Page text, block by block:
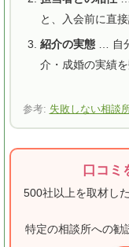
と、入会前に直
紹介の実態… 自
介・成婚の実績
参考: 失敗しない相談
口コミ
500社以上を取材し
特定の相談所への勧